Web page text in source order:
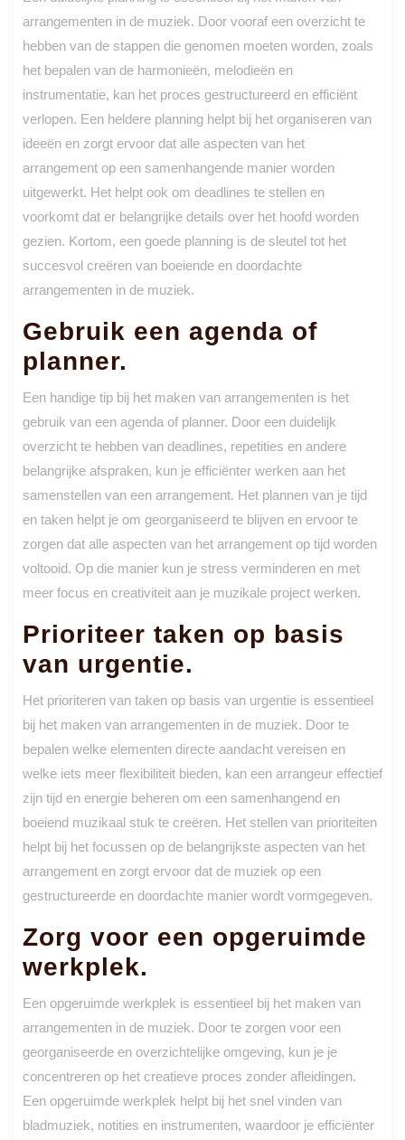
arrangementen in de muziek. Door vooraf een overzicht te
hebben van de stappen die genomen moeten worden, zoals
het bepalen van de harmonieën, melodieën en
instrumentatie, kan het proces gestructureerd en efficiënt
verlopen. Een heldere planning helpt bij het organiseren van
ideeën en zorgt ervoor dat alle aspecten van het
arrangement op een samenhangende manier worden
uitgewerkt. Het helpt ook om deadlines te stellen en
voorkomt dat er belangrijke details over het hoofd worden
gezien. Kortom, een goede planning is de sleutel tot het
succesvol creëren van boeiende en doordachte
arrangementen in de muziek.
Gebruik een agenda of
planner.
Een handige tip bij het maken van arrangementen is het
gebruik van een agenda of planner. Door een duidelijk
overzicht te hebben van deadlines, repetities en andere
belangrijke afspraken, kun je efficiënter werken aan het
samenstellen van een arrangement. Het plannen van je tijd
en taken helpt je om georganiseerd te blijven en ervoor te
zorgen dat alle aspecten van het arrangement op tijd worden
voltooid. Op die manier kun je stress verminderen en met
meer focus en creativiteit aan je muzikale project werken.
Prioriteer taken op basis
van urgentie.
Het prioriteren van taken op basis van urgentie is essentieel
bij het maken van arrangementen in de muziek. Door te
bepalen welke elementen directe aandacht vereisen en
welke iets meer flexibiliteit bieden, kan een arrangeur effectief
zijn tijd en energie beheren om een samenhangend en
boeiend muzikaal stuk te creëren. Het stellen van prioriteiten
helpt bij het focussen op de belangrijkste aspecten van het
arrangement en zorgt ervoor dat de muziek op een
gestructureerde en doordachte manier wordt vormgegeven.
Zorg voor een opgeruimde
werkplek.
Een opgeruimde werkplek is essentieel bij het maken van
arrangementen in de muziek. Door te zorgen voor een
georganiseerde en overzichtelijke omgeving, kun je je
concentreren op het creatieve proces zonder afleidingen.
Een opgeruimde werkplek helpt bij het snel vinden van
bladmuziek, notities en instrumenten, waardoor je efficiënter